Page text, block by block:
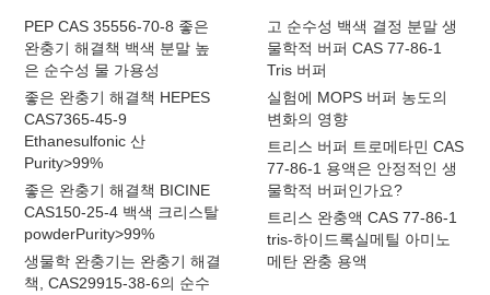
PEP CAS 35556-70-8 좋은
완충기 해결책 백색 분말 높
은 순수성 물 가용성
좋은 완충기 해결책 HEPES
CAS7365-45-9
Ethanesulfonic 산
Purity>99%
좋은 완충기 해결책 BICINE
CAS150-25-4 백색 크리스탈
powderPurity>99%
생물학 완충기는 완충기 해결
책, CAS29915-38-6의 순수
고 순수성 백색 결정 분말 생
물학적 버퍼 CAS 77-86-1
Tris 버퍼
실험에 MOPS 버퍼 농도의
변화의 영향
트리스 버퍼 트로메타민 CAS
77-86-1 용액은 안정적인 생
물학적 버퍼인가요?
트리스 완충액 CAS 77-86-1
tris-하이드록실메틸 아미노
메탄 완충 용액